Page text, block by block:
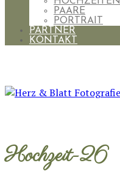
PAARE
PORTRAIT
PARTNER
KONTAKT
Hochzeit-26